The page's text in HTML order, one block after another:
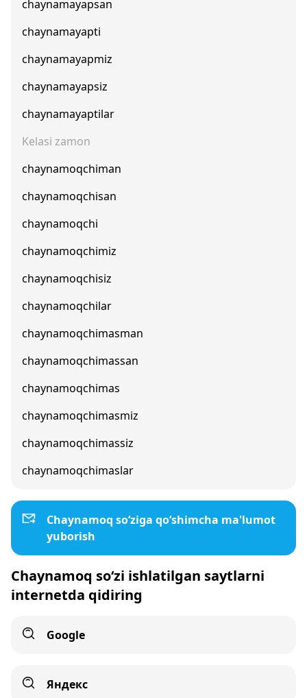
chaynamayapsan
chaynamayapti
chaynamayapmiz
chaynamayapsiz
chaynamayaptilar
Kelasi zamon
chaynamoqchiman
chaynamoqchisan
chaynamoqchi
chaynamoqchimiz
chaynamoqchisiz
chaynamoqchilar
chaynamoqchimasman
chaynamoqchimassan
chaynamoqchimas
chaynamoqchimasmiz
chaynamoqchimassiz
chaynamoqchimaslar
Chaynamoq so‘ziga qo‘shimcha ma'lumot
yuborish
Chaynamoq so‘zi ishlatilgan saytlarni
internetda qidiring
Google
Яндекс